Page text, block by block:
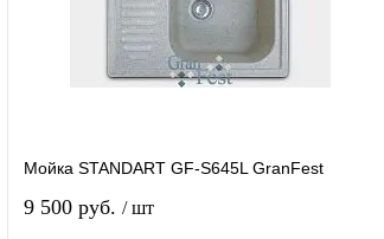
Мойка STANDART GF-S645L GranFest
9 500 руб. / шт